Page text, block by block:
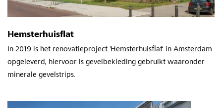
Hemsterhuisflat
In 2019 is het renovatieproject 'Hemsterhuisflat' in Amsterdam
opgeleverd, hiervoor is gevelbekleding gebruikt waaronder
minerale gevelstrips.